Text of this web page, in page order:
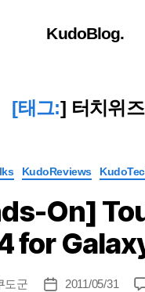
KudoBlog.
[태그:] 터치위
KudoReviews
On]
for
도군
Post2011/05/31